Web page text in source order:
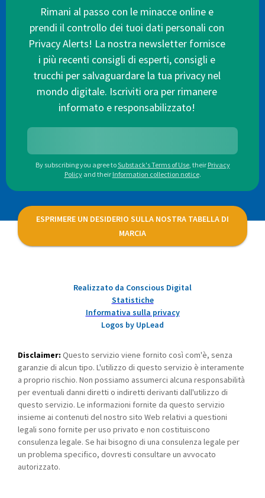
Rimani al passo con le minacce online e
prendi il controllo dei tuoi dati personali con
Privacy Alerts! La nostra newsletter fornisce
i più recenti consigli di esperti, consigli e
trucchi per salvaguardare la tua privacy nel
mondo digitale. Iscriviti ora per rimanere
informato e responsabilizzato!
By subscribing you agree toSubstack's Terms of Use, their Privacy
Policy and their Information collection notice.
ESPRIMERE UN DESIDERIO SULLA NOSTRA TABELLA DI
MARCIA
Realizzato da Conscious Digital
Statistiche
Informativa sulla privacy
Logos by UpLead
Disclaimer: Questo servizio viene fornito così com'è, senza
garanzie di alcun tipo. L'utilizzo di questo servizio è interamente
a proprio rischio. Non possiamo assumerci alcuna responsabilità
per eventuali danni diretti o indiretti derivanti dall'utilizzo di
questo servizio. Le informazioni fornite da questo servizio
insieme ai contenuti del nostro sito Web relativi a questioni
legali sono fornite per uso privato e non costituiscono
consulenza legale. Se hai bisogno di una consulenza legale per
un problema specifico, dovresti consultare un avvocato
autorizzato.